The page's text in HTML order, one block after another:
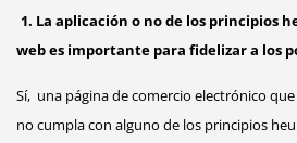
1. La aplicación o no de los principios
web es importante para fidelizar a los
Sí, una página de comercio electrónico
no cumpla con alguno de los principios